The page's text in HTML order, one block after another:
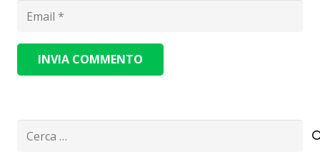
INVIA COMMENTO
Ricerca